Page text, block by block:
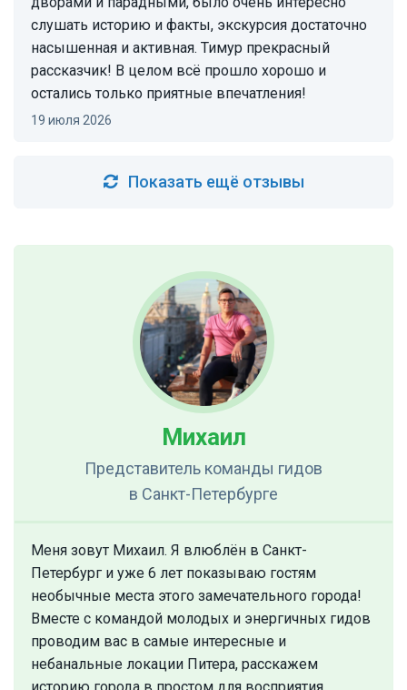
слушать историю и факты, экскурсия достаточно
насышенная и активная. Тимур прекрасный
рассказчик! В целом всё прошло хорошо и
остались только приятные впечатления!
19 июля 2026
Показать ещё отзывы
Михаил
Представитель команды гидов
в Санкт-Петербурге
Меня зовут Михаил. Я влюблён в Санкт-
Петербург и уже 6 лет показываю гостям
необычные места этого замечательного города!
Вместе с командой молодых и энергичных гидов
проводим вас в самые интересные и
небанальные локации Питера, расскажем